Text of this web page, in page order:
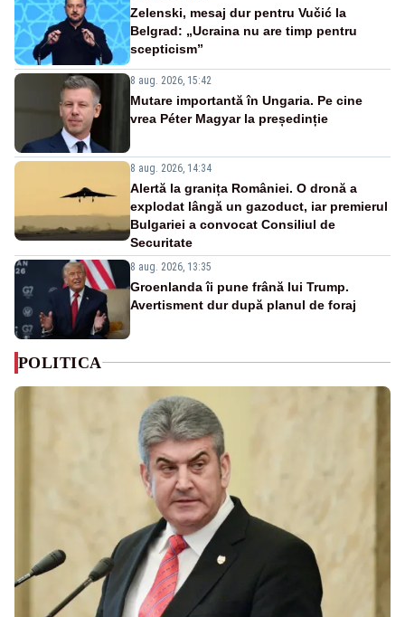
Zelenski, mesaj dur pentru Vučić la
Belgrad: „Ucraina nu are timp pentru
scepticism”
8 aug. 2026, 15:42
Mutare importantă în Ungaria. Pe cine
vrea Péter Magyar la președinție
8 aug. 2026, 14:34
Alertă la granița României. O dronă a
explodat lângă un gazoduct, iar premierul
Bulgariei a convocat Consiliul de
Securitate
8 aug. 2026, 13:35
Groenlanda îi pune frână lui Trump.
Avertisment dur după planul de foraj
POLITICA